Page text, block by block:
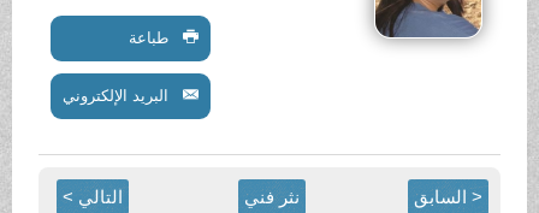
طباعة
البريد الإلكتروني
< السابق نثر فني التالي >